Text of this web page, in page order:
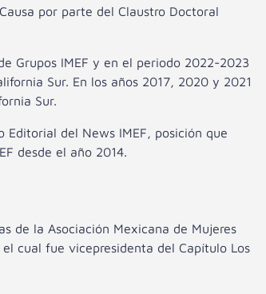
por parte del Claustro Doctoral
Grupos IMEF y en el periodo 2022-2023
Sur. En los años 2017, 2020 y 2021
Sur.
del News IMEF, posición que
desde el año 2014.
de la Asociación Mexicana de Mujeres
el cual fue vicepresidenta del Capítulo Los